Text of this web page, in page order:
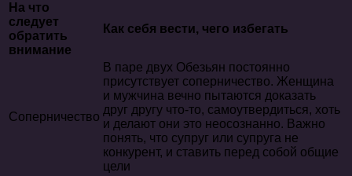
На что
следует
обратить
внимание
Как себя вести, чего избегать
Соперничество
В паре двух Обезьян постоянно
присутствует соперничество. Женщина
и мужчина вечно пытаются доказать
друг другу что-то, самоутвердиться, хоть
и делают они это неосознанно. Важно
понять, что супруг или супруга не
конкурент, и ставить перед собой общие
цели